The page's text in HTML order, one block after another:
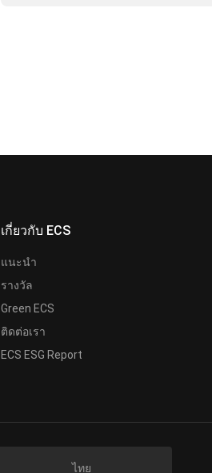
เกี่ยวกับ ECS
แนะนำ
รางวัล
Green ECS
ติดต่อเรา
ECS ESG Report
ไทย